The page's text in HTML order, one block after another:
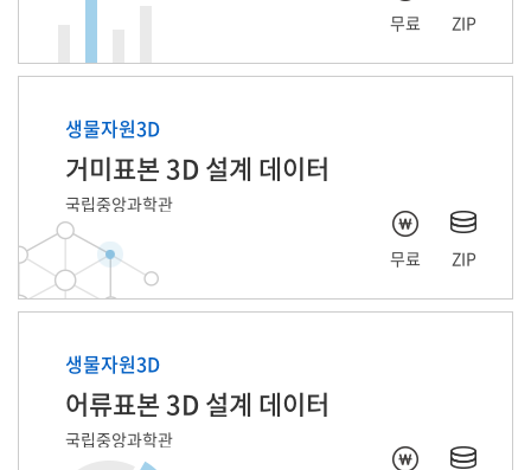
무료 ZIP
생물자원3D
거미표본 3D 설계 데이터
국립중앙과학관
무료 ZIP
생물자원3D
어류표본 3D 설계 데이터
국립중앙과학관